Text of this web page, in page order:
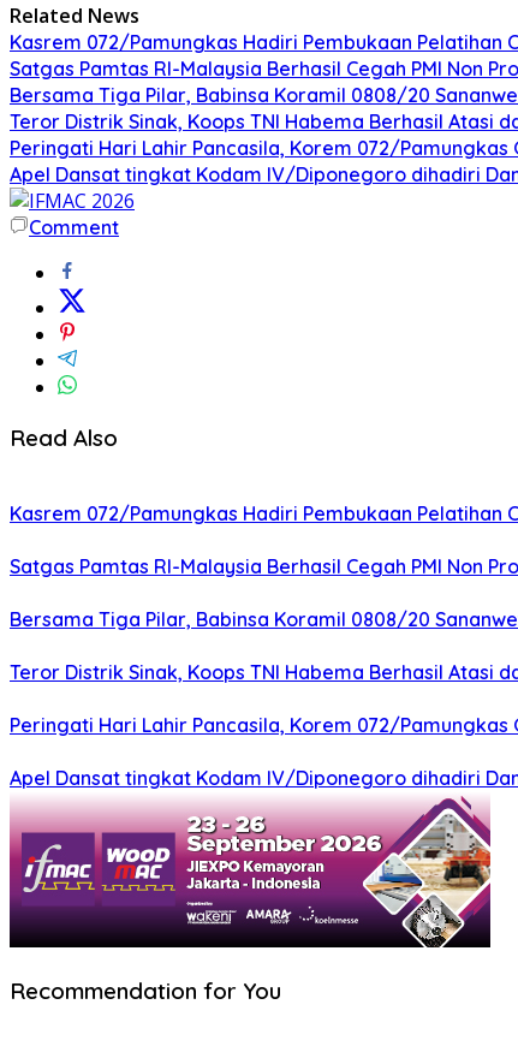
Related News
Kasrem 072/Pamungkas Hadiri Pembukaan Pelatihan
Satgas Pamtas RI-Malaysia Berhasil Cegah PMI Non
Bersama Tiga Pilar, Babinsa Koramil 0808/20
Teror Distrik Sinak, Koops TNI Habema Berhasil Atasi
Peringati Hari Lahir Pancasila, Korem 072/Pamungkas
Apel Dansat tingkat Kodam lV/Diponegoro dihadiri
Comment
Read Also
Kasrem 072/Pamungkas Hadiri Pembukaan Pelatihan
Satgas Pamtas RI-Malaysia Berhasil Cegah PMI Non
Bersama Tiga Pilar, Babinsa Koramil 0808/20
Teror Distrik Sinak, Koops TNI Habema Berhasil Atasi
Peringati Hari Lahir Pancasila, Korem 072/Pamungkas
Apel Dansat tingkat Kodam lV/Diponegoro dihadiri
Recommendation for You